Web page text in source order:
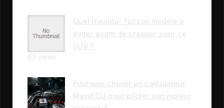
Quel Hyundai Tucson modèle à
éviter avant de craquer pour ce
SUV ?
83 views
Pourquoi choisir un calculateur
MaxxECU pour piloter son moteur